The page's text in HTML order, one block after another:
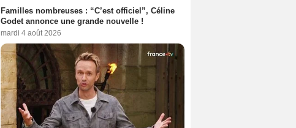
Familles nombreuses : “C’est officiel”, Céline
Godet annonce une grande nouvelle !
mardi 4 août 2026